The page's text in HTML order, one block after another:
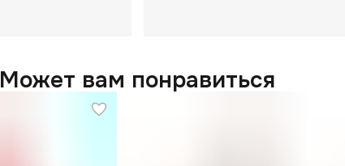
Может вам понравиться